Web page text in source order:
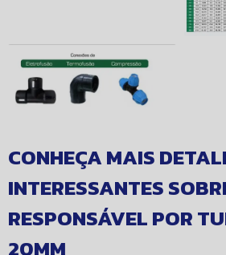
CONHEÇA MAIS
INTERESSANTES
RESPONSÁVEL POR
20MM